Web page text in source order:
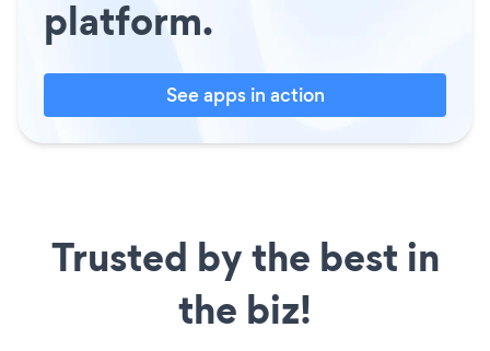
platform.
See apps in action
Trusted by the best in
the biz!